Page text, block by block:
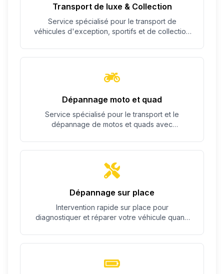
Transport de luxe & Collection
Service spécialisé pour le transport de
véhicules d'exception, sportifs et de collection
Dépannage moto et quad
Service spécialisé pour le transport et le
dépannage de motos et quads avec
Dépannage sur place
Intervention rapide sur place pour
diagnostiquer et réparer votre véhicule quand